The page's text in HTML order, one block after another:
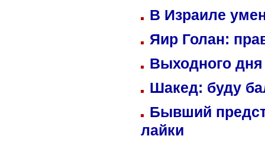
В Израиле
Яир Голан:
Выходного
Шакед: буду
Бывший
лайки